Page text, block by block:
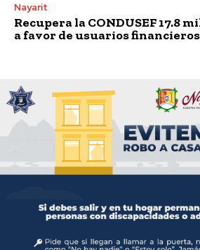
Nayarit
Recupera la CONDUSEF 17.8
a favor de usuarios financieros